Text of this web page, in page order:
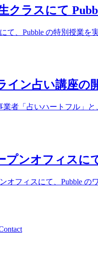
クラスにて
て、Pubble の特別授業
イン占い講座の
者「占いハートフル」
プンオフィスに
オフィスにて、Pubble の